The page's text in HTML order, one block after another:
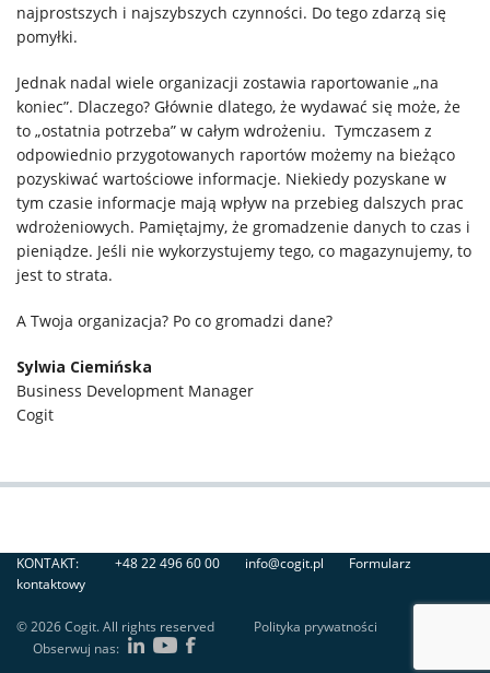
najprostszych i najszybszych czynności. Do tego zdarzą się
pomyłki.
Jednak nadal wiele organizacji zostawia raportowanie „na
koniec”. Dlaczego? Głównie dlatego, że wydawać się może, że
to „ostatnia potrzeba” w całym wdrożeniu. Tymczasem z
odpowiednio przygotowanych raportów możemy na bieżąco
pozyskiwać wartościowe informacje. Niekiedy pozyskane w
tym czasie informacje mają wpływ na przebieg dalszych prac
wdrożeniowych. Pamiętajmy, że gromadzenie danych to czas i
pieniądze. Jeśli nie wykorzystujemy tego, co magazynujemy, to
jest to strata.
A Twoja organizacja? Po co gromadzi dane?
Sylwia Ciemińska
Business Development Manager
Cogit
KONTAKT: +48 22 496 60 00 info@cogit.pl
Formularz
kontaktowy
© 2026 Cogit. All rights reserved
Polityka prywatności
Obserwuj nas: